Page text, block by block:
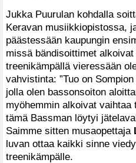
Jukka Puurulan kohdalla
Keravan musiikkiopistossa,
päästessään kaupungin
missä bändisoittimet
treenikämpällä vieressään
vahvistinta: ”Tuo on
jolla olen bassonsoiton
myöhemmin alkoivat
tämä Bassman löytyi
Saimme sitten musaopettaja
luvan ottaa kaikki sinne
treenikämpälle.